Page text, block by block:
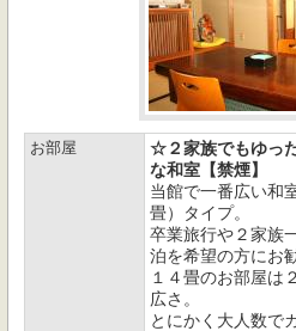
お部屋
☆２家族でもゆっ
な和室【禁煙】
当館で一番広い和
畳）タイプ。
卒業旅行や２家族
泊を希望の方にお
１４畳のお部屋は
広さ。
とにかく大人数で